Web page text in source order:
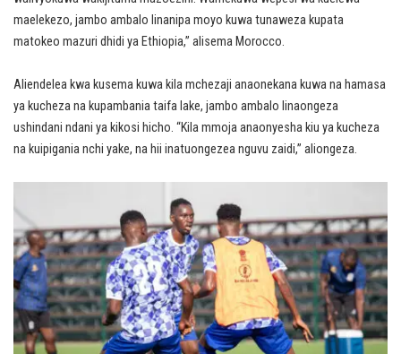
maelekezo, jambo ambalo linanipa moyo kuwa tunaweza kupata
matokeo mazuri dhidi ya Ethiopia,” alisema Morocco.
Aliendelea kwa kusema kuwa kila mchezaji anaonekana kuwa na hamasa
ya kucheza na kupambania taifa lake, jambo ambalo linaongeza
ushindani ndani ya kikosi hicho. “Kila mmoja anaonyesha kiu ya kucheza
na kuipigania nchi yake, na hii inatuongezea nguvu zaidi,” aliongeza.